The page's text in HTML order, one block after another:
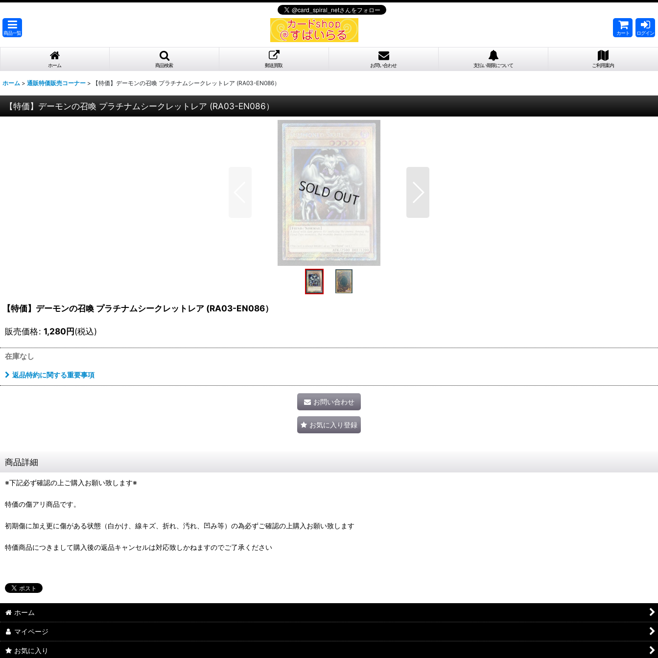
商品一覧 カート ログイン
ホーム 商品検索 郵送買取 お問い合わせ 支払い期限について ご利用案内
ホーム > 通販特価販売コーナー > 【特価】デーモンの召喚 プラチナムシークレットレア (RA03-EN086）
【特価】デーモンの召喚 プラチナムシークレットレア (RA03-EN086）
【特価】デーモンの召喚 プラチナムシークレットレア (RA03-EN086）
販売価格: 1,280円(税込)
在庫なし
返品特約に関する重要事項
お問い合わせ
お気に入り登録
商品詳細
※下記必ず確認の上ご購入お願い致します※
特価の傷アリ商品です。
初期傷に加え更に傷がある状態（白かけ、線キズ、折れ、汚れ、凹み等）の為必ずご確認の上購入お願い致します
特価商品につきまして購入後の返品キャンセルは対応致しかねますのでご了承ください
ホーム
マイページ
お気に入り